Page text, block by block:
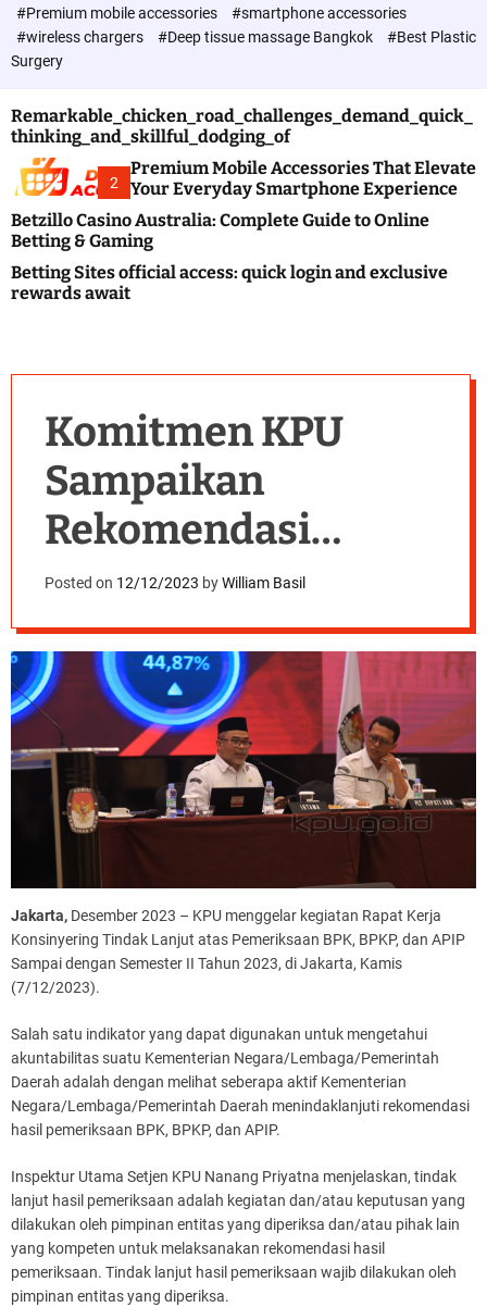
c
l
o
#Premium mobile accessories
#smartphone accessories
#wireless chargers
#Deep tissue massage Bangkok
#Best Plastic
Surgery
Remarkable_chicken_road_challenges_demand_quick_
thinking_and_skillful_dodging_of
2
Premium Mobile Accessories That Elevate
Your Everyday Smartphone Experience
Betzillo Casino Australia: Complete Guide to Online
Betting & Gaming
Betting Sites official access: quick login and exclusive
rewards await
Komitmen KPU
Sampaikan
Rekomendasi
Tindak Lanjut Atas
Pemeriksaan
Posted on 12/12/2023 byWilliam Basil
Jakarta, Desember 2023 – KPU menggelar kegiatan Rapat Kerja
Konsinyering Tindak Lanjut atas Pemeriksaan BPK, BPKP, dan APIP
Sampai dengan Semester II Tahun 2023, di Jakarta, Kamis
(7/12/2023).
Salah satu indikator yang dapat digunakan untuk mengetahui
akuntabilitas suatu Kementerian Negara/Lembaga/Pemerintah
Daerah adalah dengan melihat seberapa aktif Kementerian
Negara/Lembaga/Pemerintah Daerah menindaklanjuti rekomendasi
hasil pemeriksaan BPK, BPKP, dan APIP.
Inspektur Utama Setjen KPU Nanang Priyatna menjelaskan, tindak
lanjut hasil pemeriksaan adalah kegiatan dan/atau keputusan yang
dilakukan oleh pimpinan entitas yang diperiksa dan/atau pihak lain
yang kompeten untuk melaksanakan rekomendasi hasil
pemeriksaan. Tindak lanjut hasil pemeriksaan wajib dilakukan oleh
pimpinan entitas yang diperiksa.